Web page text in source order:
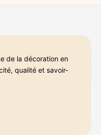
de la décoration en
qualité et savoir-